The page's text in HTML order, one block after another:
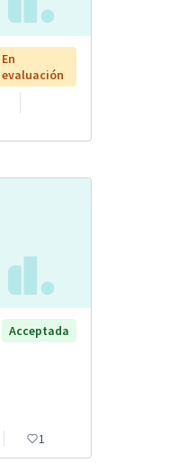
En
evaluación
Acceptada
1